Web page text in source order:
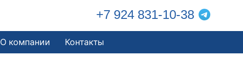
+7 924 831-10-38
О компании Контакты